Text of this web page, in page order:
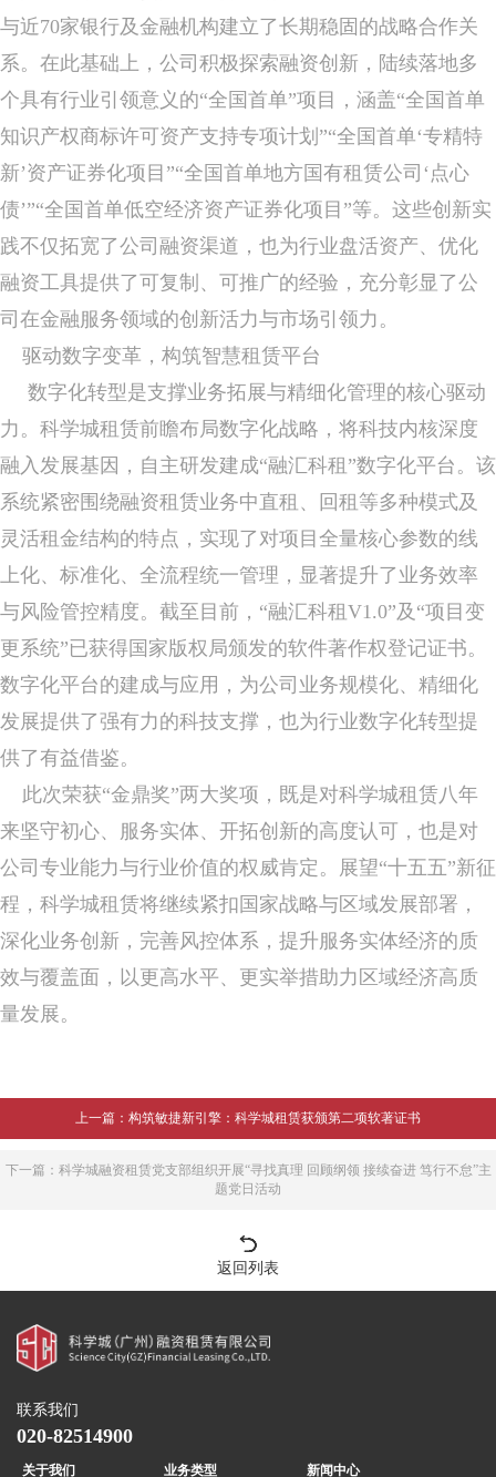
与近70家银行及金融机构建立了长期稳固的战略合作关
系。在此基础上，公司积极探索融资创新，陆续落地多
个具有行业引领意义的“全国首单”项目，涵盖“全国首单
知识产权商标许可资产支持专项计划”“全国首单‘专精特
新’资产证券化项目”“全国首单地方国有租赁公司‘点心
债’”“全国首单低空经济资产证券化项目”等。这些创新实
践不仅拓宽了公司融资渠道，也为行业盘活资产、优化
融资工具提供了可复制、可推广的经验，充分彰显了公
司在金融服务领域的创新活力与市场引领力。
驱动数字变革，构筑智慧租赁平台
数字化转型是支撑业务拓展与精细化管理的核心驱动
力。科学城租赁前瞻布局数字化战略，将科技内核深度
融入发展基因，自主研发建成“融汇科租”数字化平台。该
系统紧密围绕融资租赁业务中直租、回租等多种模式及
灵活租金结构的特点，实现了对项目全量核心参数的线
上化、标准化、全流程统一管理，显著提升了业务效率
与风险管控精度。截至目前，“融汇科租V1.0”及“项目变
更系统”已获得国家版权局颁发的软件著作权登记证书。
数字化平台的建成与应用，为公司业务规模化、精细化
发展提供了强有力的科技支撑，也为行业数字化转型提
供了有益借鉴。
此次荣获“金鼎奖”两大奖项，既是对科学城租赁八年
来坚守初心、服务实体、开拓创新的高度认可，也是对
公司专业能力与行业价值的权威肯定。展望“十五五”新征
程，科学城租赁将继续紧扣国家战略与区域发展部署，
深化业务创新，完善风控体系，提升服务实体经济的质
效与覆盖面，以更高水平、更实举措助力区域经济高质
量发展。
上一篇：构筑敏捷新引擎：科学城租赁获颁第二项软著证书
下一篇：科学城融资租赁党支部组织开展“寻找真理 回顾纲领 接续奋进 笃行不怠”主
题党日活动
返回列表
联系我们
020-82514900
关于我们 业务类型 新闻中心